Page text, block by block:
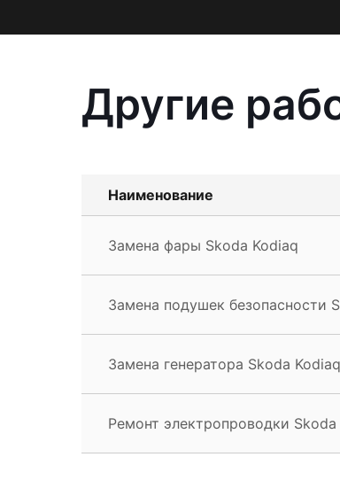
Другие
Наименование
Замена фары Skoda Kodiaq
Замена подушек безопасности
Замена генератора Skoda Kodiaq
Ремонт электропроводки Skoda